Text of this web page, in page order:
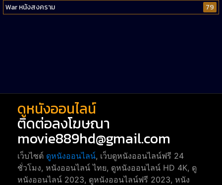
War หนังสงคราม
79
ดูหนังออนไลน์
ติดต่อลงโฆษณา
movie889hd@gmail.com
เว็บไซต์ ดูหนังออนไลน์, เว็บดูหนังออนไลน์ฟรี 24
ชั่วโมง, หนังออนไลน์ ไทย, ดูหนังออนไลน์ HD 4K, ดู
หนังออนไลน์ 2023, ดูหนังออนไลน์ฟรี 2023, หนัง